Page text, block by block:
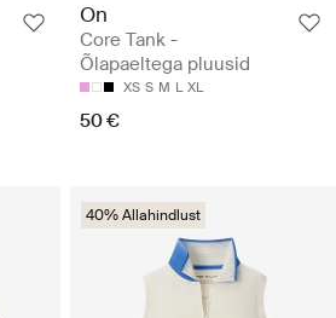
On
Core Tank -
Õlapaeltega pluusid
XS S M L XL
50 €
40% Allahindlust